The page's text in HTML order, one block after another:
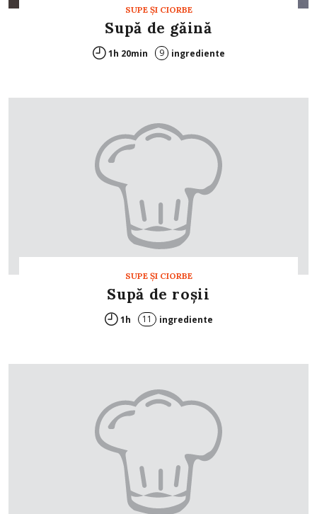
SUPE ŞI CIORBE
Supă de găină
1h 20min 9 ingrediente
SUPE ŞI CIORBE
Supă de roşii
1h 11 ingrediente